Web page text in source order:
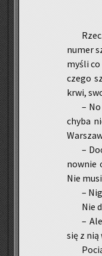
numer
myśli
czego
krwi,
–
chyba
–
now­nie
Nie
–
Nie
–
się z nią